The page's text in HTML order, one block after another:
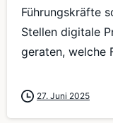
Führungskräfte
Stellen digitale
geraten, welche
27. Juni 2025